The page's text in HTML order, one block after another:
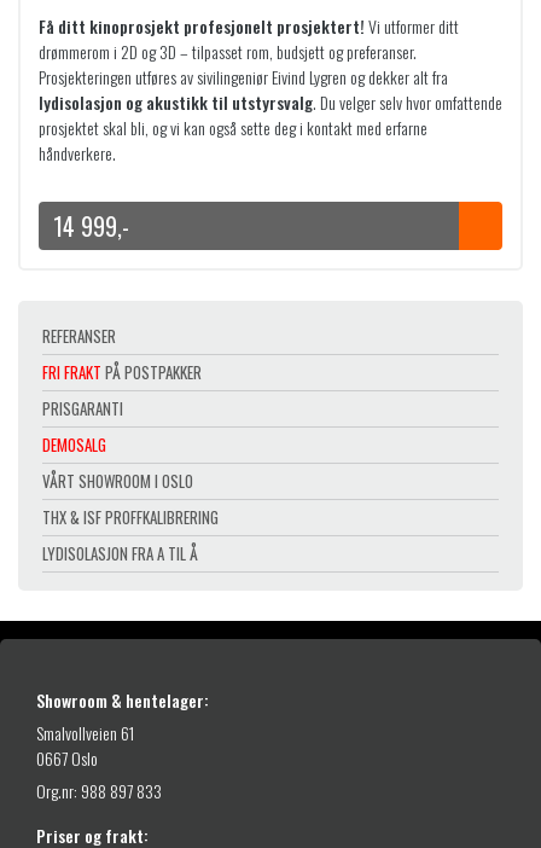
1
2
9
9
6
-
i
5
9
9
6
,
-
.
9
9
8
,
-
t
l
4
3
9
8
,
-
.
i
g
p
r
i
s
a
9
9
9
,
-
.
p
r
i
s
e
r
2
,
-
.
Få ditt kinoprosjekt profesjonelt prosjektert!Vi utformer ditt
drømmerom i 2D og 3D – tilpasset rom, budsjett og preferanser.
Prosjekteringen utføres av sivilingeniør Eivind Lygren og dekker alt fra
lydisolasjon og akustikk til utstyrsvalg. Du velger selv hvor omfattende
prosjektet skal bli, og vi kan også sette deg i kontakt med erfarne
håndverkere.
14 999,-
REFERANSER
FRI FRAKT PÅ POSTPAKKER
PRISGARANTI
DEMOSALG
VÅRT SHOWROOM I OSLO
THX & ISF PROFFKALIBRERING
LYDISOLASJON FRA A TIL Å
Showroom & hentelager:
Smalvollveien 61
0667 Oslo
Org.nr: 988 897 833
Priser og frakt: